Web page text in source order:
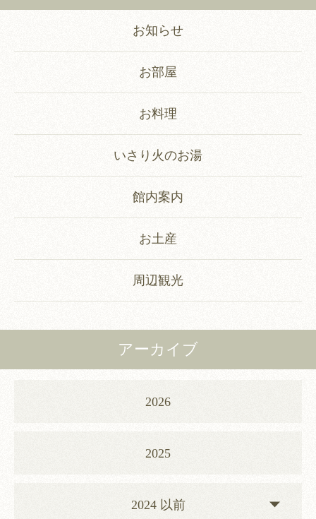
お知らせ
お部屋
お料理
いさり火のお湯
館内案内
お土産
周辺観光
アーカイブ
2026
2025
2024 以前